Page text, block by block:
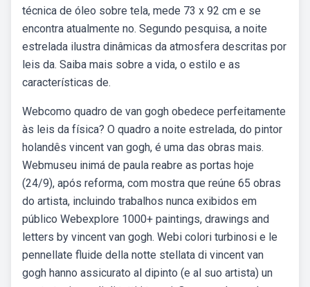
técnica de óleo sobre tela, mede 73 x 92 cm e se
encontra atualmente no. Segundo pesquisa, a noite
estrelada ilustra dinâmicas da atmosfera descritas por
leis da. Saiba mais sobre a vida, o estilo e as
características de.
Webcomo quadro de van gogh obedece perfeitamente
às leis da física? O quadro a noite estrelada, do pintor
holandês vincent van gogh, é uma das obras mais.
Webmuseu inimá de paula reabre as portas hoje
(24/9), após reforma, com mostra que reúne 65 obras
do artista, incluindo trabalhos nunca exibidos em
público Webexplore 1000+ paintings, drawings and
letters by vincent van gogh. Webi colori turbinosi e le
pennellate fluide della notte stellata di vincent van
gogh hanno assicurato al dipinto (e al suo artista) un